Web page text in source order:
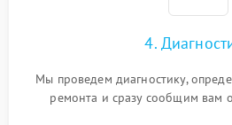
4.
Мы проведем диагностику,
ремонта и сразу сообщим вам